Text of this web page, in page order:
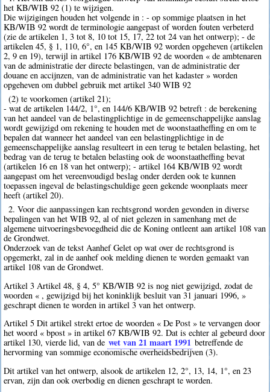
het KB/WIB 92 (1) te wijzigen.
Die wijzigingen houden het volgende in : - op sommige plaatsen in het
KB/WIB 92 wordt de terminologie aangepast of worden fouten verbeterd
(zie de artikelen 1, 3 tot 8, 10 tot 15, 17, 22 tot 24 van het ontwerp); - de
artikelen 45, § 1, 110, 6°, en 145 KB/WIB 92 worden opgeheven (artikelen
2, 9 en 19), terwijl in artikel 176 KB/WIB 92 de woorden « de ambtenaren
van de administratie der directe belastingen, van de administratie der
douane en accijnzen, van de administratie van het kadaster » worden
opgeheven om dubbel gebruik met artikel 340 WIB 92
(2) te voorkomen (artikel 21);
- wat de artikelen 144/2, 1°, en 144/6 KB/WIB 92 betreft : de berekening
van het aandeel van de belastingplichtige in de gemeenschappelijke aanslag
wordt gewijzigd om rekening te houden met de woonstaatheffing en om te
bepalen dat wanneer het aandeel van een belastingplichtige in de
gemeenschappelijke aanslag resulteert in een terug te betalen belasting, het
bedrag van de terug te betalen belasting ook de woonstaatheffing bevat
(artikelen 16 en 18 van het ontwerp); - artikel 164 KB/WIB 92 wordt
aangepast om het vereenvoudigd beslag onder derden ook te kunnen
toepassen ingeval de belastingschuldige geen gekende woonplaats meer
heeft (artikel 20).
2. Voor die aanpassingen kan rechtsgrond worden gevonden in diverse
bepalingen van het WIB 92, al of niet gelezen in samenhang met de
algemene uitvoeringsbevoegdheid die de Koning ontleent aan artikel 108 van
de Grondwet.
Onderzoek van de tekst Aanhef Gelet op wat over de rechtsgrond is
opgemerkt, zal in de aanhef ook melding dienen te worden gemaakt van
artikel 108 van de Grondwet.
Artikel 3 Artikel 48, § 4, 5° KB/WIB 92 is nog niet gewijzigd, zodat de
woorden « , gewijzigd bij het koninklijk besluit van 31 januari 1996, »
geschrapt dienen te worden in artikel 3 van het ontwerp.
Artikel 5 Dit artikel strekt ertoe de woorden « De Post » te vervangen door
het woord « bpost » in artikel 67 KB/WIB 92. Dat is echter al gebeurd door
artikel 130, vierde lid, van de wet van 21 maart 1991 betreffende de
hervorming van sommige economische overheidsbedrijven (3).
Dit artikel van het ontwerp, alsook de artikelen 12, 2°, 13, 14, 1°, en 23
ervan, zijn dan ook overbodig en dienen geschrapt te worden.